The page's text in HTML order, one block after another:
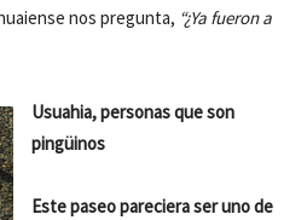
nos pregunta, “¿Ya fueron a
Usuahia, personas que son
pingüinos
Este paseo pareciera ser uno de